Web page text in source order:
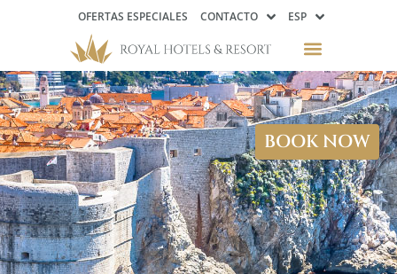
OFERTAS ESPECIALES CONTACTO ESP
BOOK NOW